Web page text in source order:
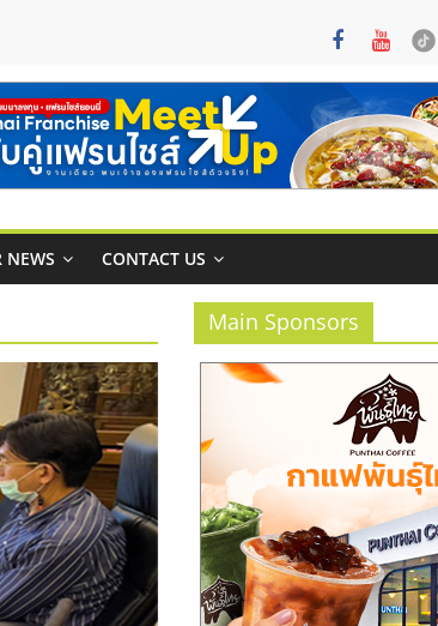
NEWS CONTACT US
Main Sponsors